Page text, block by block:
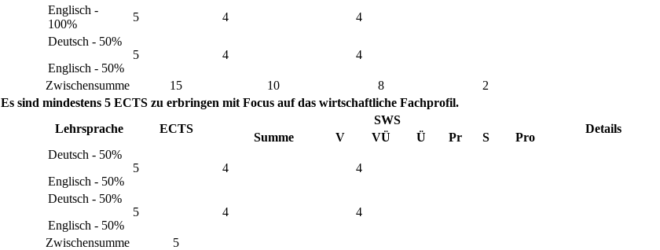
Englisch -
100%
5 4 4
Deutsch - 50%
Englisch - 50%
5 4 4
Zwischensumme 15 10 8
2
Es sind mindestens 5 ECTS zu erbringen mit Focus auf das wirtschaftliche Fachprofil.
Lehrsprache ECTS
SWS
Details
Summe V VÜ Ü Pr S Pro
Deutsch - 50%
Englisch - 50%
5 4 4
Deutsch - 50%
Englisch - 50%
5 4 4
Zwischensumme
5